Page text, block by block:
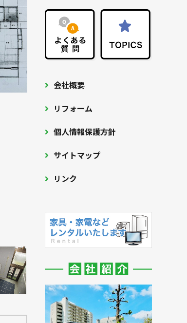
会社概要
リフォーム
個人情報保護方針
サイトマップ
リンク